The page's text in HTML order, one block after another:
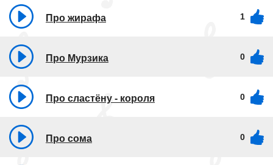
Про жирафа 1
Про Мурзика 0
Про сластёну - короля 0
Про сома 0